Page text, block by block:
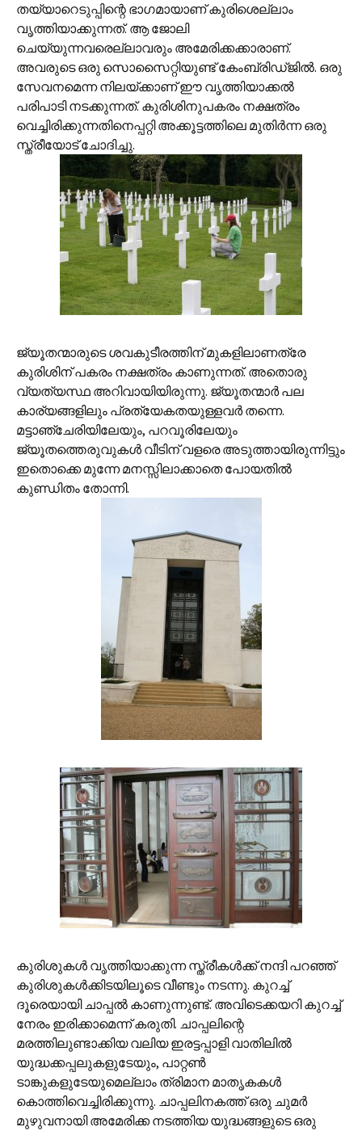
തയ്യാറെടുപ്പിന്റെ ഭാഗമായാണ് കുരിശെല്ലാം
വൃത്തിയാക്കുന്നത്. ആ ജോലി
ചെയ്യുന്നവരെല്ലാവരും അമേരിക്കക്കാരാണ്.
അവരുടെ ഒരു സൊസൈറ്റിയുണ്ട് കേംബ്രിഡ്‌ജില്‍. ഒരു
സേവനമെന്ന നിലയ്ക്കാണ് ഈ വൃത്തിയാക്കല്‍
പരിപാടി നടക്കുന്നത്. കുരിശിനുപകരം നക്ഷത്രം
വെച്ചിരിക്കുന്നതിനെപ്പറ്റി അക്കൂട്ടത്തിലെ മുതിര്‍ന്ന ഒരു
സ്ത്രീയോട് ചോദിച്ചു.
ജ്യൂതന്മാരുടെ ശവകുടീരത്തിന് മുകളിലാണത്രേ
കുരിശിന് പകരം നക്ഷത്രം കാണുന്നത്. അതൊരു
വ്യത്യസ്ഥ അറിവായിയിരുന്നു. ജ്യൂതന്മാര്‍ പല
കാര്യങ്ങളിലും പ്രത്യേകതയുള്ളവര്‍ തന്നെ.
മട്ടാഞ്ചേരിയിലേയും, പറവൂരിലേയും
ജ്യൂതത്തെരുവുകള്‍ വീടിന് വളരെ അടുത്തായിരുന്നിട്ടും
ഇതൊക്കെ മുന്നേ മനസ്സിലാക്കാതെ പോയതില്‍‍
കുണ്ഡിതം തോന്നി.
കുരിശുകള്‍ വൃത്തിയാക്കുന്ന സ്ത്രീകള്‍ക്ക് നന്ദി പറഞ്ഞ്
കുരിശുകള്‍ക്കിടയിലൂടെ വീണ്ടും നടന്നു. കുറച്ച്
ദൂരെയായി ചാപ്പല്‍ കാണുന്നുണ്ട്. അവിടെക്കയറി കുറച്ച്
നേരം ഇരിക്കാമെന്ന് കരുതി. ചാപ്പലിന്റെ
മരത്തിലുണ്ടാക്കിയ വലിയ ഇരട്ടപ്പാളി വാതിലില്‍
യുദ്ധക്കപ്പലുകളുടേയും, പാറ്റണ്‍
ടാങ്കുകളുടേയുമെല്ലാം ത്രിമാന മാതൃകകള്‍
കൊത്തിവെച്ചിരിക്കുന്നു. ചാപ്പലിനകത്ത് ഒരു ചുമര്‍
മുഴുവനായി‍ അമേരിക്ക നടത്തിയ യുദ്ധങ്ങളുടെ ഒരു